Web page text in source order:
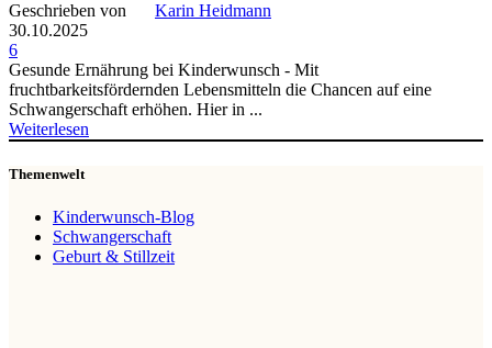
Geschrieben von
Karin Heidmann
30.10.2025
6
Gesunde Ernährung bei Kinderwunsch - Mit
fruchtbarkeitsfördernden Lebensmitteln die Chancen auf eine
Schwangerschaft erhöhen. Hier in ...
Weiterlesen
Themenwelt
Kinderwunsch-Blog
Schwangerschaft
Geburt & Stillzeit